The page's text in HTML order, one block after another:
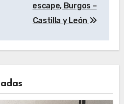
escape, Burgos –
Castilla y León